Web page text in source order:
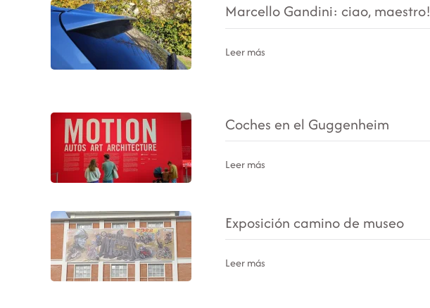
Marcello Gandini: ciao, maestro!
Leer más
Coches en el Guggenheim
Leer más
Exposición camino de museo
Leer más